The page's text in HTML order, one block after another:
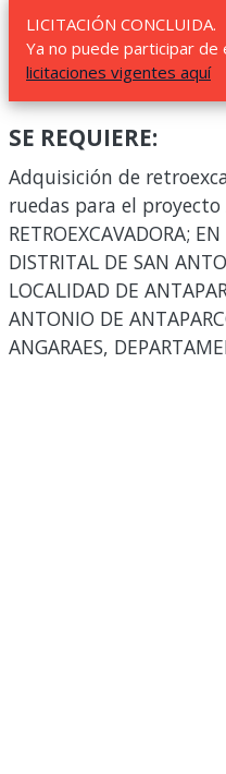
LICITACIÓN CONCLUIDA.
Ya no puede participar de
licitaciones vigentes aquí
SE REQUIERE:
Adquisición de
ruedas para el proyecto
RETROEXCAVADORA;
DISTRITAL DE SAN
LOCALIDAD DE
ANTONIO DE
ANGARAES,